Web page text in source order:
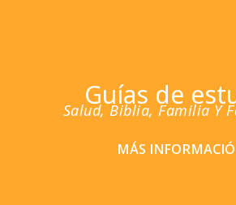
Guías de
Salud, Biblia, Familia Y
MÁS